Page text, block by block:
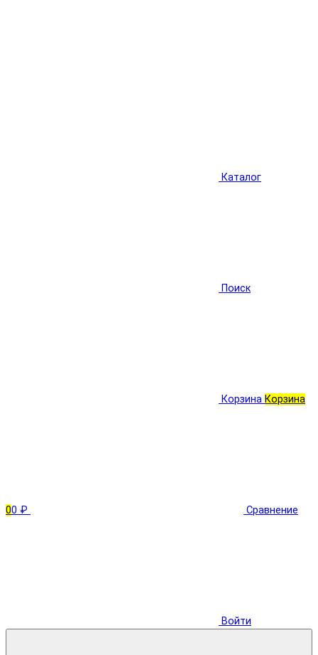
Каталог
Поиск
Корзина Корзина
00 ₽ Сравнение
Войти